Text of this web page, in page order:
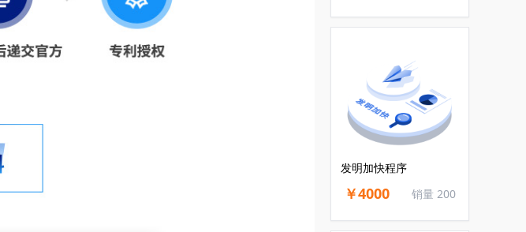
发明加快程序
￥4000 销量 200